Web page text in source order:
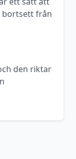
bortsett från
den riktar